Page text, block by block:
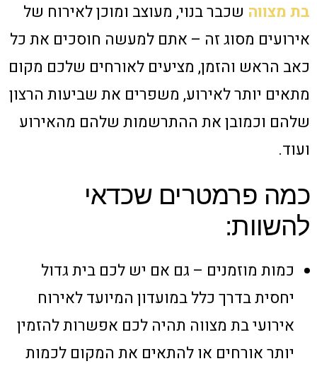
בת מצווה שכבר בנוי, מעוצב ומוכן לאירוח של
אירועים מסוג זה – אתם למעשה חוסכים את כל
כאב הראש והזמן, מציעים לאורחים שלכם מקום
מתאים יותר לאירוע, משפרים את שביעות הרצון
שלהם וכמובן את ההתרשמות שלהם מהאירוע
ועוד.
כמה פרמטרים שכדאי
להשוות:
כמות מוזמנים – גם אם יש לכם בית גדול
יחסית בדרך כלל במועדון המיועד לאירוח
אירועי בת מצווה תהיה לכם אפשרות להזמין
יותר אורחים או להתאים את המקום לכמות